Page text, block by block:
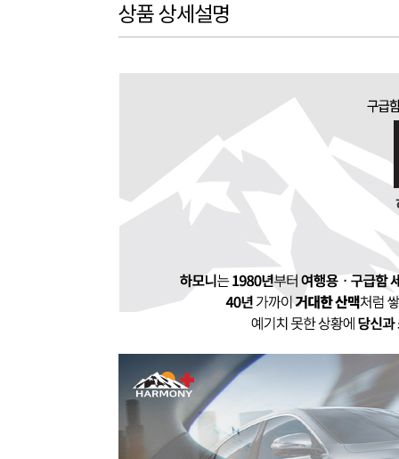
상품 상세설명